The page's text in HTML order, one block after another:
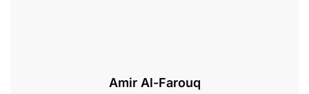
Amir Al-Farouq